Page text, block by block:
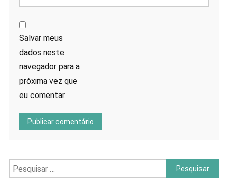
Salvar meus
dados neste
navegador para a
próxima vez que
eu comentar.
Pesquisar
por: